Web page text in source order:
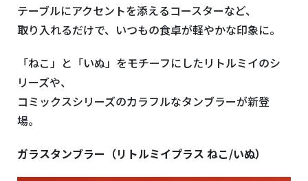
テーブルにアクセントを添えるコースターなど、
取り入れるだけで、いつもの食卓が軽やかな印象に。
「ねこ」と「いぬ」をモチーフにしたリトルミイのシ
リーズや、
コミックスシリーズのカラフルなタンブラーが新登
場。
ガラスタンブラー（リトルミイプラス ねこ/いぬ）